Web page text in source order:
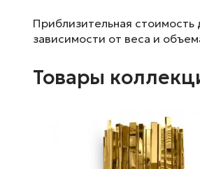
Приблизительная стоимость
зависимости от веса и
Товары